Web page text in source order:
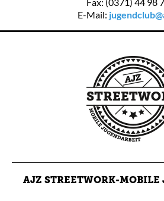
E-Mail:
AJZ STREETWORK-MOBILE